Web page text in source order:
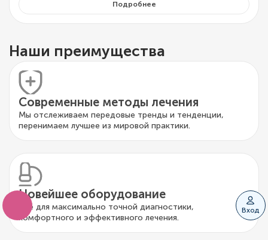
Вход
Подробнее
Наши преимущества
Современные методы лечения
Мы отслеживаем передовые тренды и тенденции,
перенимаем лучшее из мировой практики.
Новейшее оборудование
Всё для максимально точной диагностики,
комфортного и эффективного лечения.